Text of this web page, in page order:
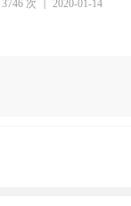
次 2020-01-14